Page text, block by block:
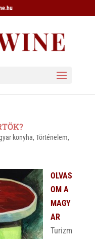
konyha, Történelem,
OLVAS
OM A
MAGY
AR
Turizm